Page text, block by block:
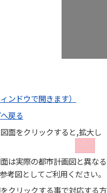
ンドウで開きます）
戻る
面をクリックすると,拡大し
は実際の都市計画図と異なる
考図としてご利用ください。
クリックする事で対応する方